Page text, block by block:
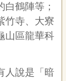
鶴陣等；
竹寺、大寮
山區龍華科
人說是「暗